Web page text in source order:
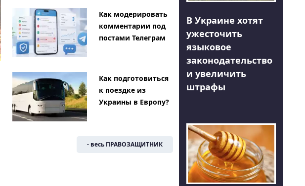
Как модерировать
комментарии под
постами Телеграм
Как подготовиться
к поездке из
Украины в Европу?
- весь ПРАВОЗАЩИТНИК
В Украине хотят
ужесточить
языковое
законодательство
и увеличить
штрафы